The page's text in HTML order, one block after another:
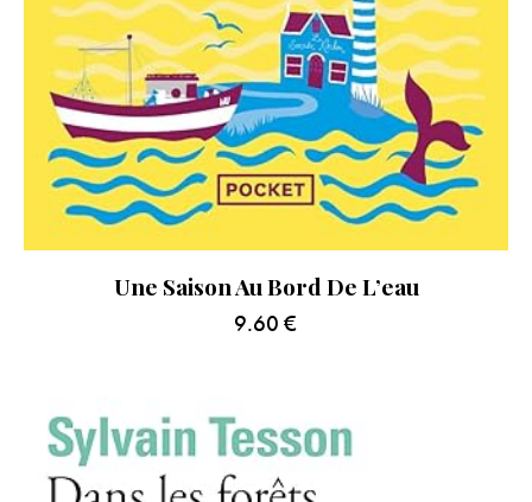
Une Saison Au Bord De L’eau
9.60 €